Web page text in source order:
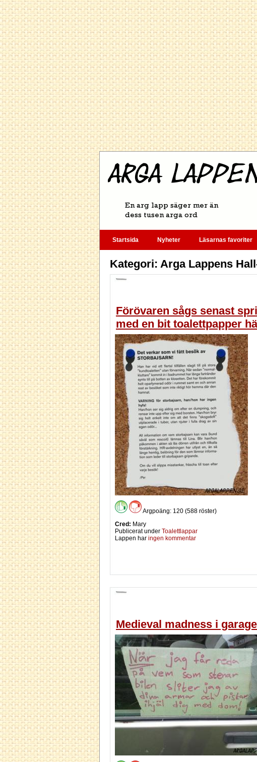
Startsida Nyheter Läsarnas favoriter
Kategori: Arga Lappens
Förövaren sågs senast
med en bit toalettpapper
Argpoäng: 120 (588 röster)
Cred: Mary
Publicerat under Toalettlappar
Lappen har ingen kommentar
Medieval madness i